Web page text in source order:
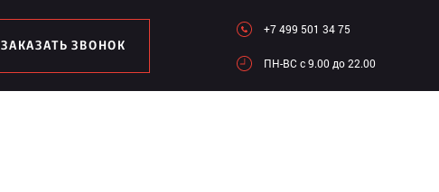
ЗАКАЗАТЬ ЗВОНОК
+7 499 501 34 75
ПН-ВC c 9.00 до 22.00